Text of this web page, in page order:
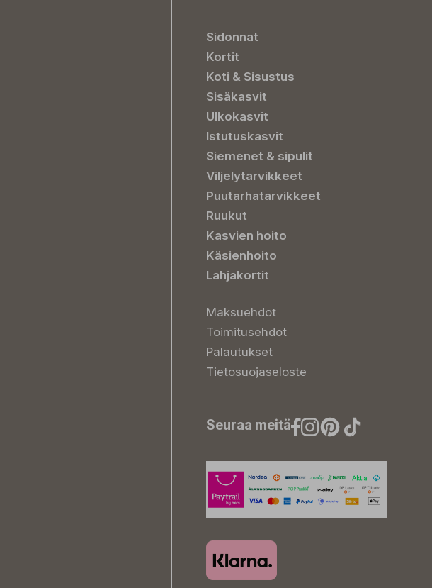
Sidonnat
Kortit
Koti & Sisustus
Sisäkasvit
Ulkokasvit
Istutuskasvit
Siemenet & sipulit
Viljelytarvikkeet
Puutarhatarvikkeet
Ruukut
Kasvien hoito
Käsienhoito
Lahjakortit
Maksuehdot
Toimitusehdot
Palautukset
Tietosuojaseloste
Seuraa meitä